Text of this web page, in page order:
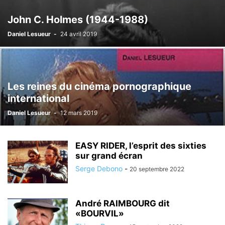
John C. Holmes (1944-1988)
Daniel Lesueur - 24 avril 2019
Les reines du cinéma pornographique
international
Daniel Lesueur - 12 mars 2019
EASY RIDER, l’esprit des sixties
sur grand écran
Serge Debono - 20 septembre 2022
André RAIMBOURG dit
«BOURVIL»